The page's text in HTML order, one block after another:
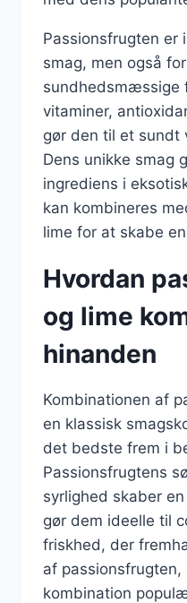
Passionsfrugten
smag, men også
sundhedsmæssige
vitaminer,
gør den til et sundt
Dens unikke smag
ingrediens i
kan kombineres
lime for at skabe
Hvordan
og lime
hinanden
Kombinationen af
en klassisk
det bedste frem i
Passionsfrugtens
syrlighed skaber
gør dem ideelle til
friskhed, der
af
kombination